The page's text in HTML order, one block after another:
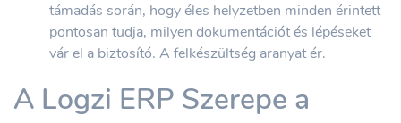
támadás során, hogy éles helyzetben minden érintett
pontosan tudja, milyen dokumentációt és lépéseket
vár el a biztosító. A felkészültség aranyat ér.
A Logzi ERP Szerepe a